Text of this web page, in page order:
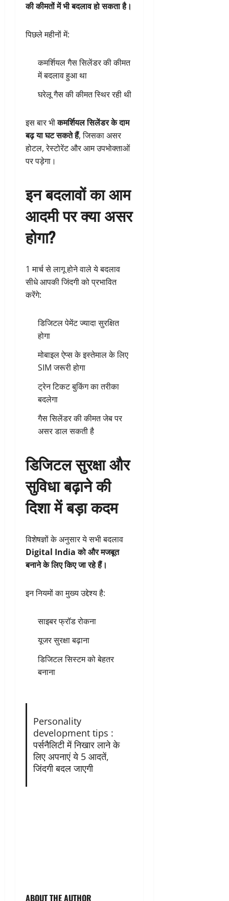
की कीमतों में भी बदलाव हो सकता है।
पिछले महीनों में:
कमर्शियल गैस सिलेंडर की कीमत
में बदलाव हुआ था
घरेलू गैस की कीमत स्थिर रही थी
इस बार भीकमर्शियल सिलेंडर के दाम
बढ़ या घट सकते हैं, जिसका असर
होटल, रेस्टोरेंट और आम उपभोक्ताओं
पर पड़ेगा।
इन बदलावों का आम
आदमी पर क्या असर
होगा?
1 मार्च से लागू होने वाले ये बदलाव
सीधे आपकी जिंदगी को प्रभावित
करेंगे:
डिजिटल पेमेंट ज्यादा सुरक्षित
होगा
मोबाइल ऐप्स के इस्तेमाल के लिए
SIM जरूरी होगा
ट्रेन टिकट बुकिंग का तरीका
बदलेगा
गैस सिलेंडर की कीमत जेब पर
असर डाल सकती है
डिजिटल सुरक्षा और
सुविधा बढ़ाने की
दिशा में बड़ा कदम
विशेषज्ञों के अनुसार ये सभी बदलाव
Digital India को और मजबूत
बनाने के लिए किए जा रहे हैं।
इन नियमों का मुख्य उद्देश्य है:
साइबर फ्रॉड रोकना
यूजर सुरक्षा बढ़ाना
डिजिटल सिस्टम को बेहतर
बनाना
Personality
development tips :
पर्सनैलिटी में निखार लाने के
लिए अपनाएं ये 5 आदतें,
जिंदगी बदल जाएगी
ABOUT THE AUTHOR